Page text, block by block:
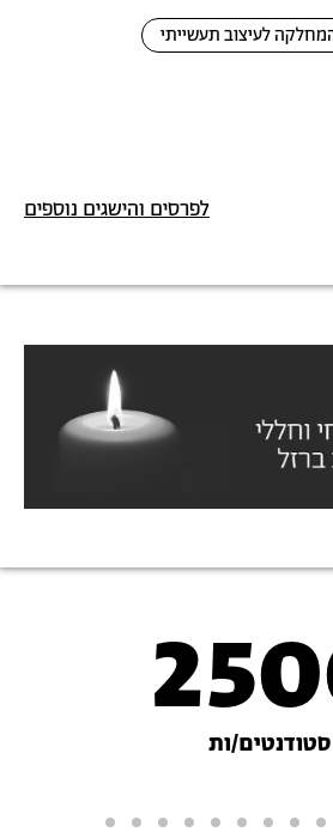
לעיצוב תעשייתי
לפרסים והישגים נוספים
סטודנטים/ות